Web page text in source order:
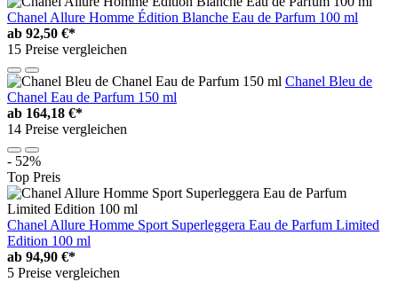
Chanel Allure Homme Édition Blanche Eau de Parfum 100 ml
ab 92,50 €*
15 Preise vergleichen
Chanel Bleu de
Chanel Eau de Parfum 150 ml
ab 164,18 €*
14 Preise vergleichen
- 52%
Top Preis
Chanel Allure Homme Sport Superleggera Eau de Parfum Limited
Edition 100 ml
ab 94,90 €*
5 Preise vergleichen